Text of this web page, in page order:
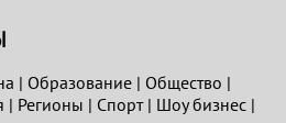
| Образование| Общество |
| Регионы | Спорт| Шоу бизнес|